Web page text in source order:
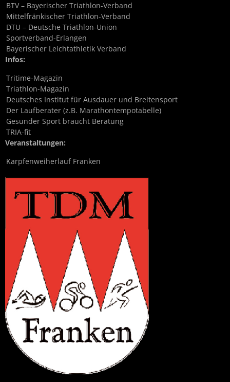
BTV – Bayerischer Triathlon-Verband
Mittelfränkischer Triathlon-Verband
DTU – Deutsche Triathlon-Union
Sportverband-Erlangen
Bayerischer Leichtathletik Verband
Infos:
Tritime-Magazin
Triathlon-Magazin
Deutsches Institut für Ausdauer und Breitensport
Der Laufberater (z.B. Marathontempotabelle)
Gesunder Sport braucht Beratung
TRIA-fit
Veranstaltungen:
Karpfenweiherlauf Franken